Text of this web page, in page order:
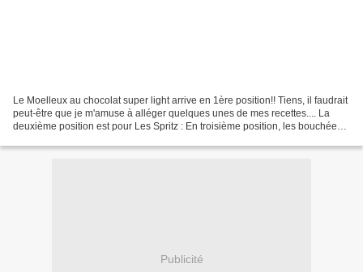
Le Moelleux au chocolat super light arrive en 1ère position!! Tiens, il faudrait
peut-être que je m'amuse à alléger quelques unes de mes recettes.... La
deuxième position est pour Les Spritz : En troisième position, les bouchées
Publicité